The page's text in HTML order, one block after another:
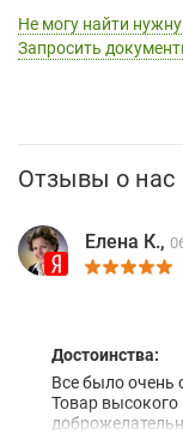
Не могу найти
Запросить
Отзывы о нас
Елена К.,
Достоинства:
Все было очень
Товар высокого